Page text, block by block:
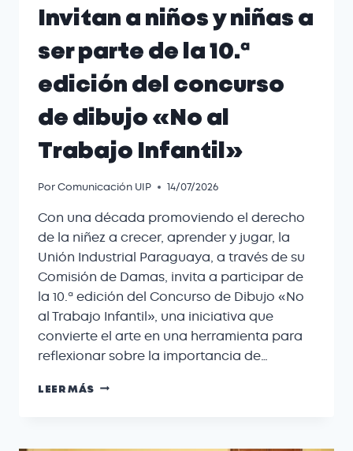
Invitan a niños y niñas a
ser parte de la 10.ª
edición del concurso
de dibujo «No al
Trabajo Infantil»
PorComunicación UIP 14/07/2026
Con una década promoviendo el derecho
de la niñez a crecer, aprender y jugar, la
Unión Industrial Paraguaya, a través de su
Comisión de Damas, invita a participar de
la 10.ª edición del Concurso de Dibujo «No
al Trabajo Infantil», una iniciativa que
convierte el arte en una herramienta para
reflexionar sobre la importancia de…
LEER MÁS